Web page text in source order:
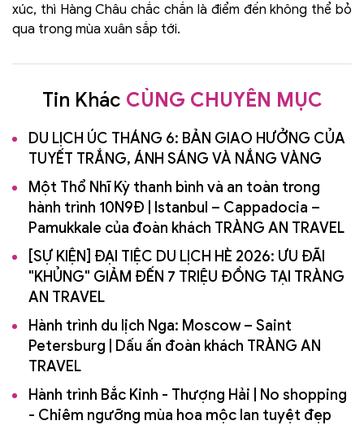
xúc, thì Hàng Châu chắc chắn là điểm đến không thể bỏ
qua trong mùa xuân sắp tới.
Tin Khác CÙNG CHUYÊN MỤC
DU LỊCH ÚC THÁNG 6: BẢN GIAO HƯỞNG CỦA
TUYẾT TRẮNG, ÁNH SÁNG VÀ NẮNG VÀNG
Một Thổ Nhĩ Kỳ thanh bình và an toàn trong
hành trình 10N9Đ | Istanbul – Cappadocia –
Pamukkale của đoàn khách TRÀNG AN TRAVEL
[SỰ KIỆN] ĐẠI TIỆC DU LỊCH HÈ 2026: ƯU ĐÃI
"KHỦNG" GIẢM ĐẾN 7 TRIỆU ĐỒNG TẠI TRÀNG
AN TRAVEL
Hành trình du lịch Nga: Moscow – Saint
Petersburg | Dấu ấn đoàn khách TRÀNG AN
TRAVEL
Hành trình Bắc Kinh - Thượng Hải | No shopping
- Chiêm ngưỡng mùa hoa mộc lan tuyệt đẹp